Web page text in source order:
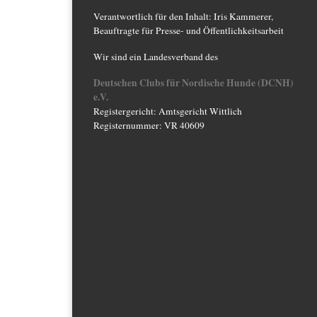
Verantwortlich für den Inhalt: Iris Kammerer,
Beauftragte für Presse- und Öffentlichkeitsarbeit
Wir sind ein Landesverband des
Deutschen Clubs für Nordische Hunde (DCNH)
e.V.
Registergericht: Amtsgericht Wittlich
Registernummer: VR 40609